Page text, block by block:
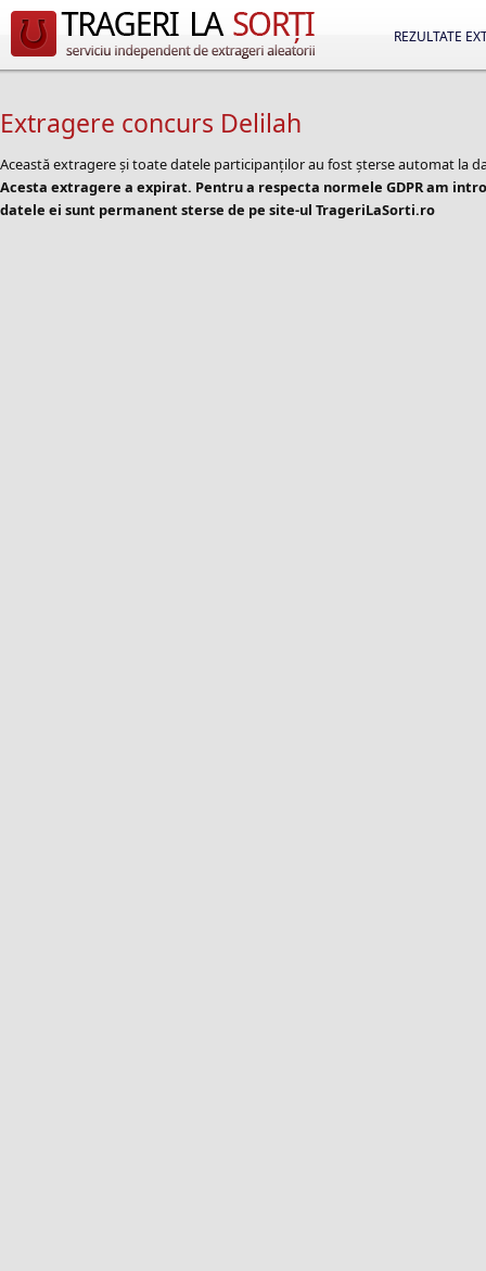
REZULTATE
Extragere concurs Delilah
Această extragere și toate datele participanților au fost șterse automat la
Acesta extragere a expirat. Pentru a respecta normele GDPR am
datele ei sunt permanent sterse de pe site-ul TrageriLaSorti.ro